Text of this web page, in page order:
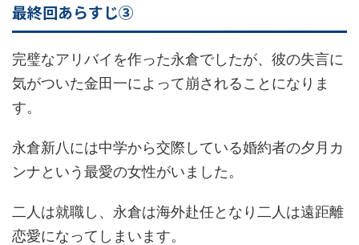
最終回あらすじ③
完璧なアリバイを作った永倉でしたが、彼の失言に
気がついた金田一によって崩されることになりま
す。
永倉新八には中学から交際している婚約者の夕月カ
ンナという最愛の女性がいました。
二人は就職し、永倉は海外赴任となり二人は遠距離
恋愛になってしまいます。